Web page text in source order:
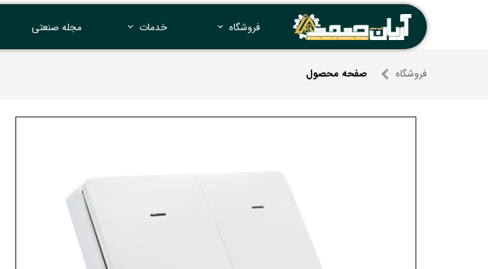
فروشگاه خدمات مجله صنعتی
فروشگاه صفحه محصول